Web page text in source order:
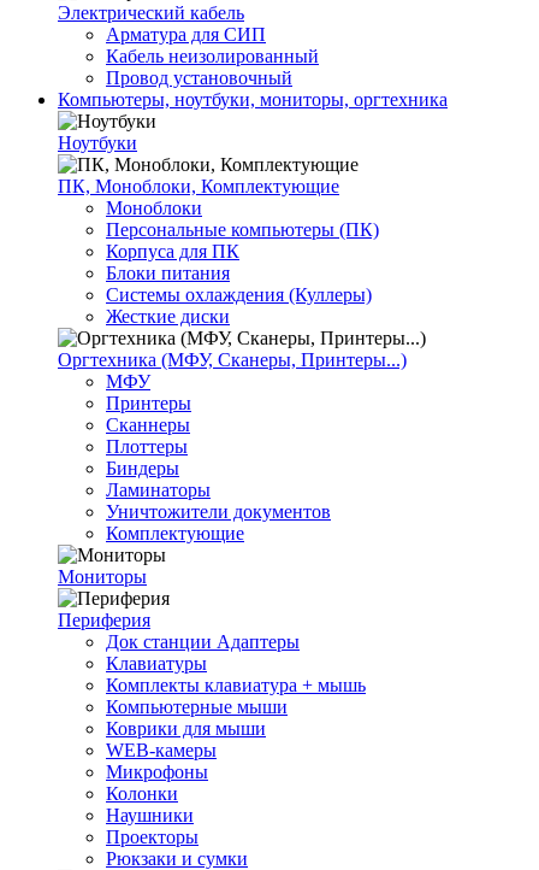
Электрический кабель
Арматура для СИП
Кабель неизолированный
Провод установочный
Компьютеры, ноутбуки, мониторы, оргтехника
Ноутбуки
ПК, Моноблоки, Комплектующие
Моноблоки
Персональные компьютеры (ПК)
Корпуса для ПК
Блоки питания
Системы охлаждения (Куллеры)
Жесткие диски
Оргтехника (МФУ, Сканеры, Принтеры...)
МФУ
Принтеры
Сканнеры
Плоттеры
Биндеры
Ламинаторы
Уничтожители документов
Комплектующие
Мониторы
Периферия
Док станции Адаптеры
Клавиатуры
Комплекты клавиатура + мышь
Компьютерные мыши
Коврики для мыши
WEB-камеры
Микрофоны
Колонки
Наушники
Проекторы
Рюкзаки и сумки